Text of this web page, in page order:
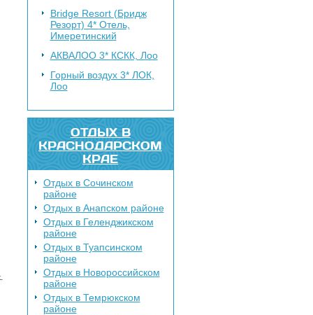
Bridge Resort (Бридж
Резорт) 4* Отель,
Имеретинский
АКВАЛОО 3* КСКК, Лоо
Горный воздух 3* ЛОК,
Лоо
ОТДЫХ В
КРАСНОДАРСКОМ
КРАЕ
Отдых в Сочинском
районе
Отдых в Анапском районе
Отдых в Геленджикском
районе
Отдых в Туапсинском
районе
Отдых в Новороссийском
районе
Отдых в Темрюкском
районе